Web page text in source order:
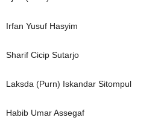
Irfan Yusuf Hasyim
Sharif Cicip Sutarjo
Laksda (Purn) Iskandar Sitompul
Habib Umar Assegaf